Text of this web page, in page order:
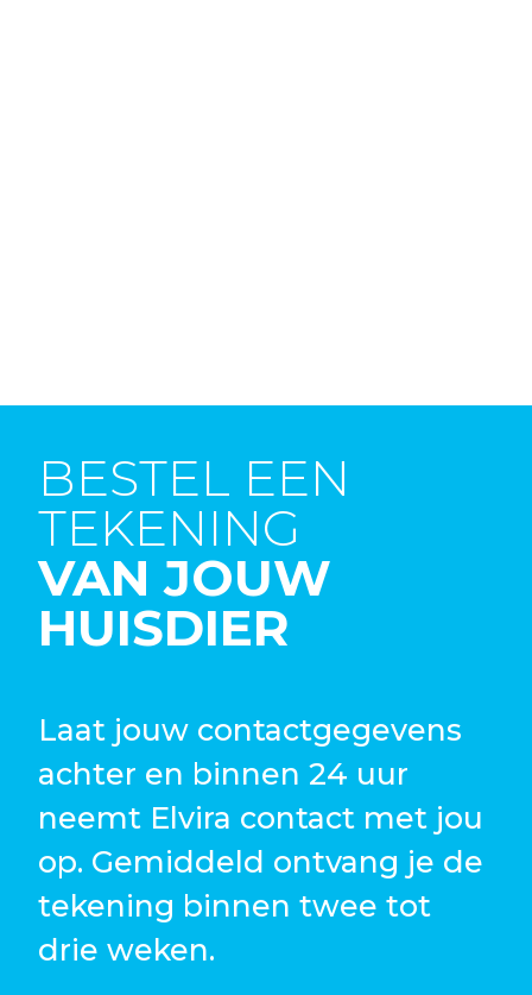
BESTEL EEN
TEKENING
VAN JOUW
HUISDIER
Laat jouw contactgegevens
achter en binnen 24 uur
neemt Elvira contact met jou
op. Gemiddeld ontvang je de
tekening binnen twee tot
drie weken.